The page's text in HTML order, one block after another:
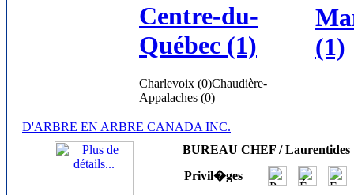
Centre-du-
Québec (1)
Charlevoix (0)Chaudière-
Appalaches (0)
(1)
D'ARBRE EN ARBRE CANADA INC.
BUREAU CHEF / Laurentides
Privil�ges